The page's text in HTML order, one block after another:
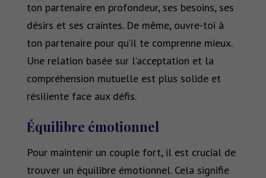
ton partenaire en profondeur, ses besoins, ses
désirs et ses craintes. De même, ouvre-toi à
ton partenaire pour qu’il te comprenne mieux.
Une relation basée sur l’acceptation et la
compréhension mutuelle est plus solide et
résiliente face aux défis.
Équilibre émotionnel
Pour maintenir un couple fort, il est crucial de
trouver un équilibre émotionnel. Cela signifie